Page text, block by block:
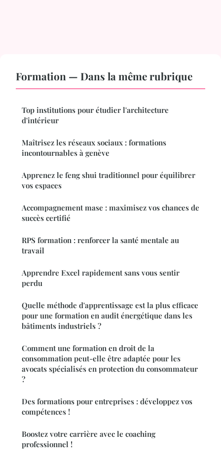
Formation — Dans la même rubrique
Top institutions pour étudier l'architecture
d'intérieur
Maîtrisez les réseaux sociaux : formations
incontournables à genève
Apprenez le feng shui traditionnel pour équilibrer
vos espaces
Accompagnement mase : maximisez vos chances de
succès certifié
RPS formation : renforcer la santé mentale au
travail
Apprendre Excel rapidement sans vous sentir
perdu
Quelle méthode d'apprentissage est la plus efficace
pour une formation en audit énergétique dans les
bâtiments industriels ?
Comment une formation en droit de la
consommation peut-elle être adaptée pour les
avocats spécialisés en protection du consommateur
?
Des formations pour entreprises : développez vos
compétences !
Boostez votre carrière avec le coaching
professionnel !